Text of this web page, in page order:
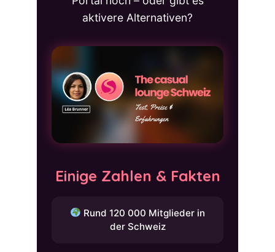
aktivere Alternativen?
Einige Zahlen & Fakten
Rund 120 000 Mitglieder in
der Schweiz